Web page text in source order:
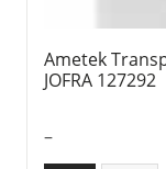
Ametek
JOFRA 127292
–